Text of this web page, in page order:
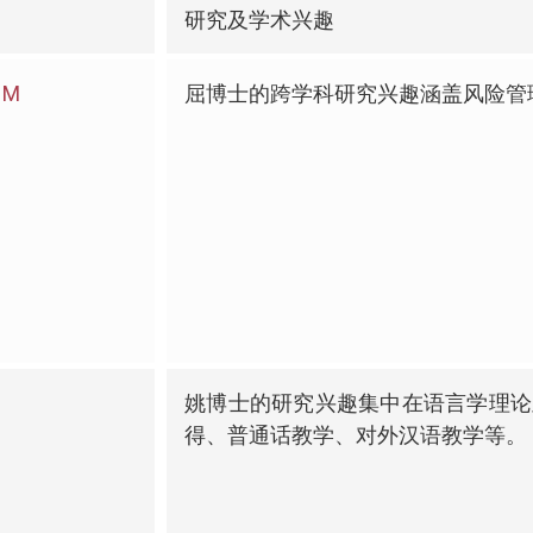
研究及学术兴趣
屈博士的跨学科研究兴趣涵盖风险
姚博士的研究兴趣集中在语言学理
得、普通话教学、对外汉语教学等。